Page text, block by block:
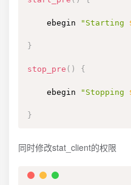
    ebegin
"Starting
}
stop_pre ( ) {
    ebegin
"Stopping
}
同时修改stat_client的权限